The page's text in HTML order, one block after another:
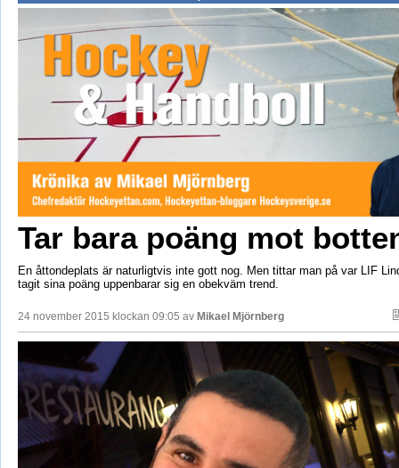
Tar bara poäng mot
En åttondeplats är naturligtvis inte gott nog. Men tittar man på var LIF
tagit sina poäng uppenbarar sig en obekväm trend.
24 november 2015 klockan 09:05 av Mikael Mjörnberg